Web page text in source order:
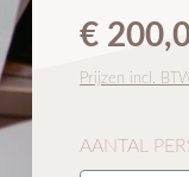
Normale
€
Prijzen incl.
SELECTEER
AANTAL